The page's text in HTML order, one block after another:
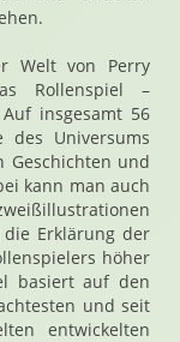
Welt von Perry
Rollenspiel –
insgesamt 56
des Universums
und
kann man auch
Erklärung der
höher
basiert auf den
und seit
entwickelten